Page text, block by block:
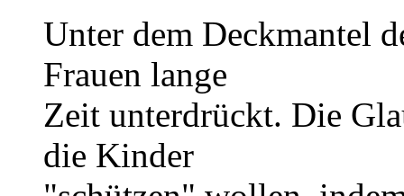
Unter dem Deckmantel
Frauen lange
Zeit unterdrückt. Die
die Kinder